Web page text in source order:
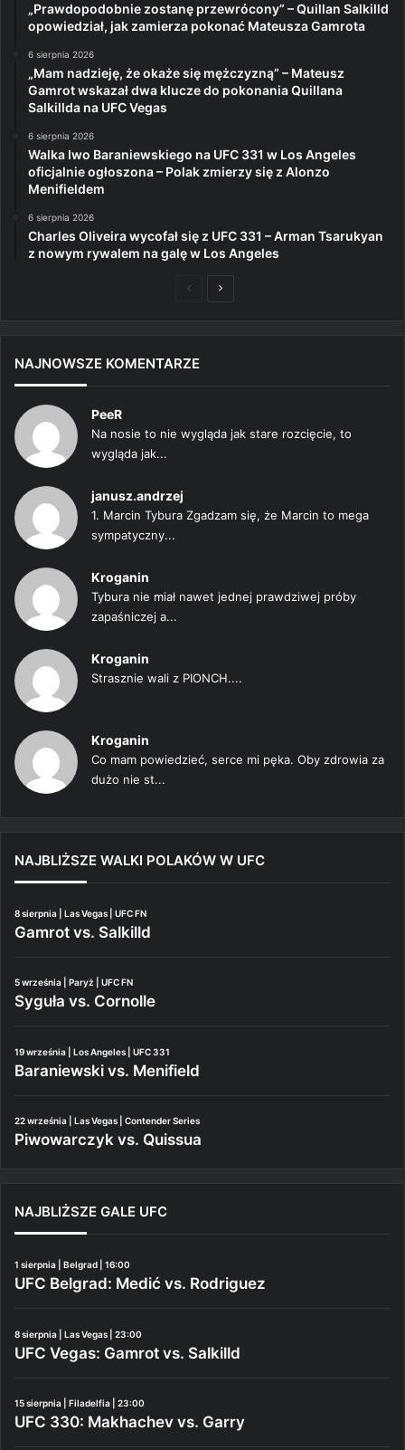
„Prawdopodobnie zostanę przewrócony” – Quillan Salkilld
opowiedział, jak zamierza pokonać Mateusza Gamrota
6 sierpnia 2026
„Mam nadzieję, że okaże się mężczyzną” – Mateusz
Gamrot wskazał dwa klucze do pokonania Quillana
Salkillda na UFC Vegas
6 sierpnia 2026
Walka Iwo Baraniewskiego na UFC 331 w Los Angeles
oficjalnie ogłoszona – Polak zmierzy się z Alonzo
Menifieldem
6 sierpnia 2026
Charles Oliveira wycofał się z UFC 331 – Arman Tsarukyan
z nowym rywalem na galę w Los Angeles
PoprzedniaNastępna
NAJNOWSZE KOMENTARZE
PeeR
Na nosie to nie wygląda jak stare rozcięcie, to
wygląda jak...
janusz.andrzej
1. Marcin Tybura Zgadzam się, że Marcin to mega
sympatyczny...
Kroganin
Tybura nie miał nawet jednej prawdziwej próby
zapaśniczej a...
Kroganin
Strasznie wali z PIONCH....
Kroganin
Co mam powiedzieć, serce mi pęka. Oby zdrowia za
dużo nie st...
NAJBLIŻSZE WALKI POLAKÓW W UFC
8 sierpnia | Las Vegas | UFC FN
Gamrot vs. Salkilld
5 września | Paryż | UFC FN
Syguła vs. Cornolle
19 września | Los Angeles | UFC 331
Baraniewski vs. Menifield
22 września | Las Vegas | Contender Series
Piwowarczyk vs. Quissua
NAJBLIŻSZE GALE UFC
1 sierpnia | Belgrad | 16:00
UFC Belgrad: Medić vs. Rodriguez
8 sierpnia | Las Vegas | 23:00
UFC Vegas: Gamrot vs. Salkilld
15 sierpnia | Filadelfia | 23:00
UFC 330: Makhachev vs. Garry